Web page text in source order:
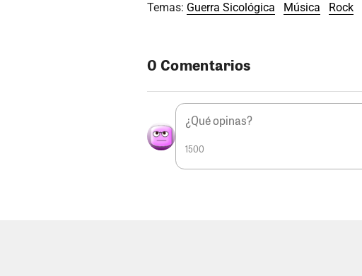
Temas: Guerra Sicológica Música Rock
0 Comentarios
1500